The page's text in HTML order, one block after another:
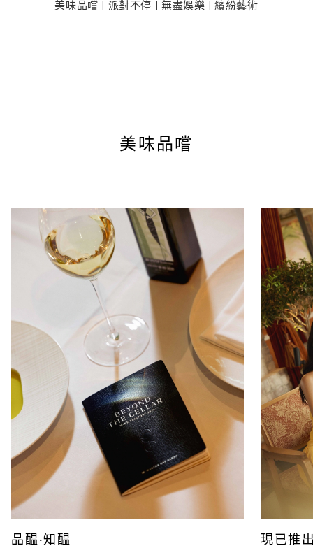
美味品嚐 派對不停 無盡娛樂 |繽紛藝術
美味品嚐
品醖·知醖 現已推